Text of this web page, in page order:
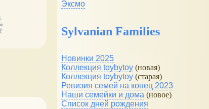
Эксмо
Sylvanian Families
Новинки 2025
Коллекция toybytoy (новая)
Коллекция toybytoy (старая)
Ревизия семей на конец 2023
Наши семейки и дома (новое)
Список дней рождения